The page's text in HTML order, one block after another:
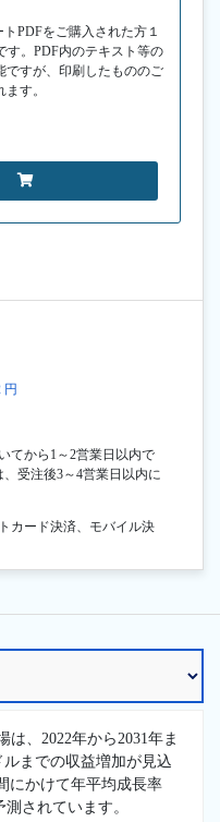
PDFをご購入された方１
す。PDF内のテキスト等の
ですが、印刷したもののご
す。
円
てから1～2営業日以内で
受注後3～4営業日以内に
カード決済、モバイル決
、2022年から2031年ま
ルまでの収益増加が見込
にかけて年平均成長率
測されています。